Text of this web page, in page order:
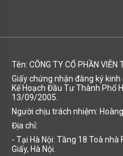
Tên: CÔNG TY CỔ PHẦN VIỄN
Giấy chứng nhận đăng ký
Kế Hoạch Đầu Tư Thành Phố
13/09/2005.
Người chịu trách nhiệm:
Địa chỉ:
- Tại Hà Nội: Tầng 18 Toà nhà
Giấy, Hà Nội.